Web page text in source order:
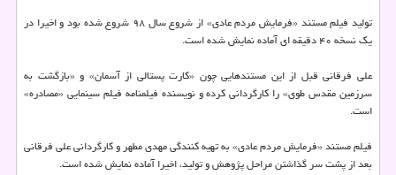
تولید فیلم مستند «فرمایش مردم عادی» از شروع سال ۹۸ شروع شده بود و اخیرا در
یك نسخه ۴۰ دقیقه ای آماده نمایش شده است.
علی فرقانی قبل از این مستندهایی چون «كارت پستالی از آسمان» و «بازگشت به
سرزمین مقدس طوی» را كارگردانی كرده و نویسنده فیلمنامه فیلم سینمایی «مصادره»
است.
فیلم مستند «فرمایش مردم عادی» به تهیه كنندگی مهدی مطهر و كارگردانی علی فرقانی
بعد از پشت سر گذاشتن مراحل پژوهش و تولید، اخیرا آماده نمایش شده است.